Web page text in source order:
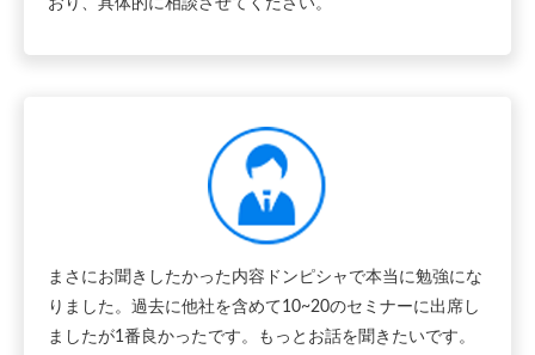
おり、具体的に相談させてください。
まさにお聞きしたかった内容ドンピシャで本当に勉強にな
りました。過去に他社を含めて10~20のセミナーに出席し
ましたが1番良かったです。もっとお話を聞きたいです。